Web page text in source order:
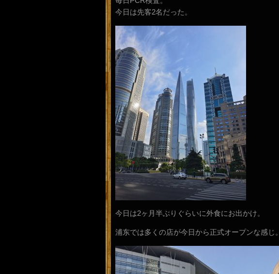
今日は先客2名だった。
今日は2ヶ月半ぶりぐらいに外食にお出かけ。
浦东では多くの店が今日から正式オープンな感じ。